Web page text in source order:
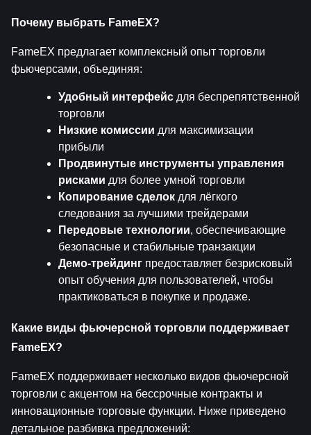
Почему выбрать FameEX?
FameEX предлагает комплексный опыт торговли
фьючерсами, объединяя:
Удобный интерфейс для беспрепятственной
торговли
Низкие комиссии для максимизации
прибыли
Продвинутые инструменты управления
рисками для более умной торговли
Копирование сделок для лёгкого
следования за лучшими трейдерами
Передовые технологии, обеспечивающие
безопасные и стабильные транзакции
Демо-трейдинг предоставляет безрисковый
опыт обучения для пользователей, чтобы
практиковаться в покупке и продаже.
Какие виды фьючерсной торговли поддерживает
FameEX?
FameEX поддерживает несколько видов фьючерсной
торговли с акцентом на бессрочные контракты и
инновационные торговые функции. Ниже приведено
детальное разбивка предложений: